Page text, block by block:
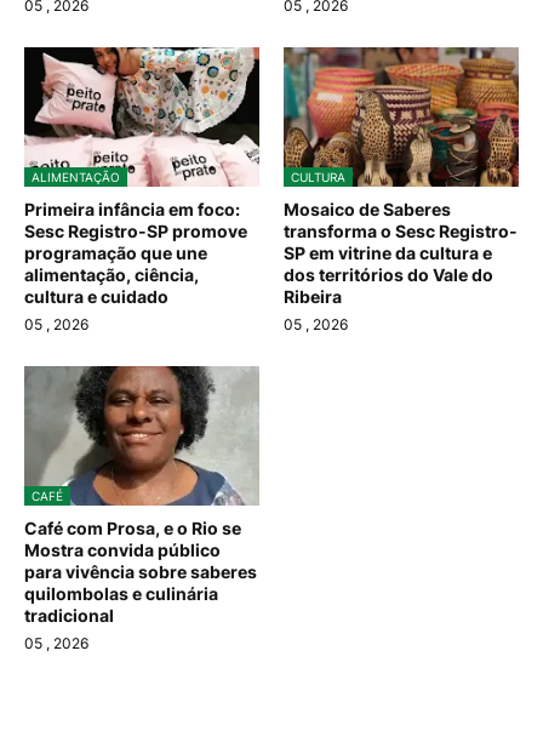
05 , 2026 05 , 2026
ALIMENTAÇÃO
Primeira infância em foco:
Sesc Registro-SP promove
programação que une
alimentação, ciência,
cultura e cuidado
05 , 2026
CULTURA
Mosaico de Saberes
transforma o Sesc Registro-
SP em vitrine da cultura e
dos territórios do Vale do
Ribeira
05 , 2026
CAFÉ
Café com Prosa, e o Rio se
Mostra convida público
para vivência sobre saberes
quilombolas e culinária
tradicional
05 , 2026